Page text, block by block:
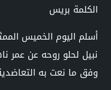
الكلمة بريس
أسلم اليوم الخميس
وفق ما نعت به